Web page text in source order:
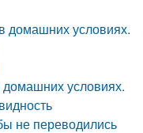
домашних условиях.
домашних условиях.
не переводились